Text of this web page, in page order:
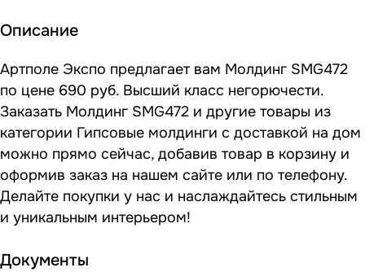
Описание
Артполе Экспо предлагает вам Молдинг SMG472
по цене 690 руб. Высший класс негорючести.
Заказать Молдинг SMG472 и другие товары из
категории Гипсовые молдинги с доставкой на дом
можно прямо сейчас, добавив товар в корзину и
оформив заказ на нашем сайте или по телефону.
Делайте покупки у нас и наслаждайтесь стильным
и уникальным интерьером!
Документы